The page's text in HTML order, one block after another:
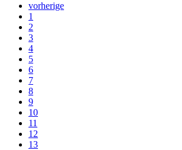
vorherige
1
2
3
4
5
6
7
8
9
10
11
12
13